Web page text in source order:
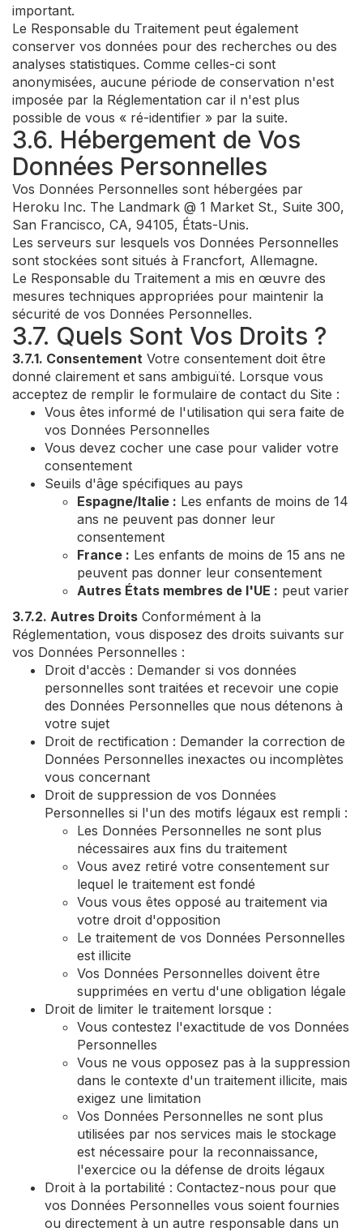
important.
Le Responsable du Traitement peut également
conserver vos données pour des recherches ou des
analyses statistiques. Comme celles-ci sont
anonymisées, aucune période de conservation n'est
imposée par la Réglementation car il n'est plus
possible de vous « ré-identifier » par la suite.
3.6. Hébergement de Vos
Données Personnelles
Vos Données Personnelles sont hébergées par
Heroku Inc. The Landmark @ 1 Market St., Suite 300,
San Francisco, CA, 94105, États-Unis.
Les serveurs sur lesquels vos Données Personnelles
sont stockées sont situés à Francfort, Allemagne.
Le Responsable du Traitement a mis en œuvre des
mesures techniques appropriées pour maintenir la
sécurité de vos Données Personnelles.
3.7. Quels Sont Vos Droits ?
3.7.1. Consentement Votre consentement doit être
donné clairement et sans ambiguïté. Lorsque vous
acceptez de remplir le formulaire de contact du Site :
Vous êtes informé de l'utilisation qui sera faite de
vos Données Personnelles
Vous devez cocher une case pour valider votre
consentement
Seuils d'âge spécifiques au pays
Espagne/Italie : Les enfants de moins de 14
ans ne peuvent pas donner leur
consentement
France : Les enfants de moins de 15 ans ne
peuvent pas donner leur consentement
Autres États membres de l'UE : peut varier
3.7.2. Autres Droits Conformément à la
Réglementation, vous disposez des droits suivants sur
vos Données Personnelles :
Droit d'accès : Demander si vos données
personnelles sont traitées et recevoir une copie
des Données Personnelles que nous détenons à
votre sujet
Droit de rectification : Demander la correction de
Données Personnelles inexactes ou incomplètes
vous concernant
Droit de suppression de vos Données
Personnelles si l'un des motifs légaux est rempli :
Les Données Personnelles ne sont plus
nécessaires aux fins du traitement
Vous avez retiré votre consentement sur
lequel le traitement est fondé
Vous vous êtes opposé au traitement via
votre droit d'opposition
Le traitement de vos Données Personnelles
est illicite
Vos Données Personnelles doivent être
supprimées en vertu d'une obligation légale
Droit de limiter le traitement lorsque :
Vous contestez l'exactitude de vos Données
Personnelles
Vous ne vous opposez pas à la suppression
dans le contexte d'un traitement illicite, mais
exigez une limitation
Vos Données Personnelles ne sont plus
utilisées par nos services mais le stockage
est nécessaire pour la reconnaissance,
l'exercice ou la défense de droits légaux
Droit à la portabilité : Contactez-nous pour que
vos Données Personnelles vous soient fournies
ou directement à un autre responsable dans un